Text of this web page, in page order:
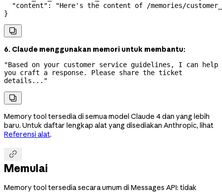
  "content"
:
"Here's the content of /memories/
}

6. Claude menggunakan memori untuk membantu:
"Based on your customer service guidelines, I can help
you craft a response. Please share the ticket
details..."

Memory tool tersedia di semua model Claude 4 dan yang lebih
baru. Untuk daftar lengkap alat yang disediakan Anthropic, lihat
Referensi alat.

Memulai
Memory tool tersedia secara umum di Messages API: tidak